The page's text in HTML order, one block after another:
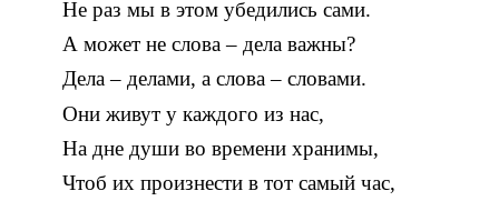
Не раз мы в этом убедились сами.
А может не слова – дела важны?
Дела – делами, а слова – словами.
Они живут у каждого из нас,
На дне души во времени хранимы,
Чтоб их произнести в тот самый час,